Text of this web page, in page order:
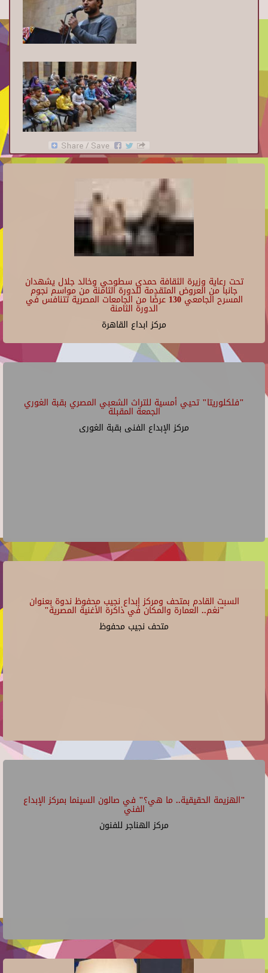
تحت رعاية وزيرة الثقافة حمدي سطوحي وخالد جلال يشهدان
جانبا من العروض المتقدمة للدورة الثامنة من مواسم نجوم
المسرح الجامعي 130 عرضًا من الجامعات المصرية تتنافس في
الدورة الثامنة
مركز ابداع القاهرة
"فلكلوريتا" تحيي أمسية للتراث الشعبي المصري بقبة الغوري
الجمعة المقبلة
مركز الإبداع الفنى بقبة الغورى
السبت القادم بمتحف ومركز إبداع نجيب محفوظ ندوة بعنوان
"نغم.. العمارة والمكان في ذاكرة الأغنية المصرية"
متحف نجيب محفوظ
"الهزيمة الحقيقية.. ما هي؟" في صالون السينما بمركز الإبداع
الفني
مركز الهناجر للفنون